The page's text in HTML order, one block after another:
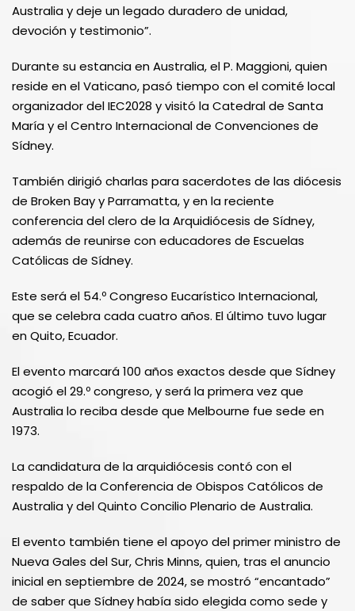
Australia y deje un legado duradero de unidad,
devoción y testimonio”.
Durante su estancia en Australia, el P. Maggioni, quien
reside en el Vaticano, pasó tiempo con el comité local
organizador del IEC2028 y visitó la Catedral de Santa
María y el Centro Internacional de Convenciones de
Sídney.
También dirigió charlas para sacerdotes de las diócesis
de Broken Bay y Parramatta, y en la reciente
conferencia del clero de la Arquidiócesis de Sídney,
además de reunirse con educadores de Escuelas
Católicas de Sídney.
Este será el 54.º Congreso Eucarístico Internacional,
que se celebra cada cuatro años. El último tuvo lugar
en Quito, Ecuador.
El evento marcará 100 años exactos desde que Sídney
acogió el 29.º congreso, y será la primera vez que
Australia lo reciba desde que Melbourne fue sede en
1973.
La candidatura de la arquidiócesis contó con el
respaldo de la Conferencia de Obispos Católicos de
Australia y del Quinto Concilio Plenario de Australia.
El evento también tiene el apoyo del primer ministro de
Nueva Gales del Sur, Chris Minns, quien, tras el anuncio
inicial en septiembre de 2024, se mostró “encantado”
de saber que Sídney había sido elegida como sede y